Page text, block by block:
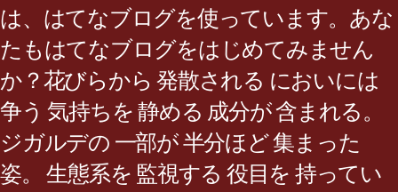
は、はてなブログを使っています。あな
たもはてなブログをはじめてみません
か？花びらから 発散される においには
争う 気持ちを 静める 成分が 含まれる。
ジガルデの 一部が 半分ほど 集まった
姿。 生態系を 監視する 役目を 持ってい